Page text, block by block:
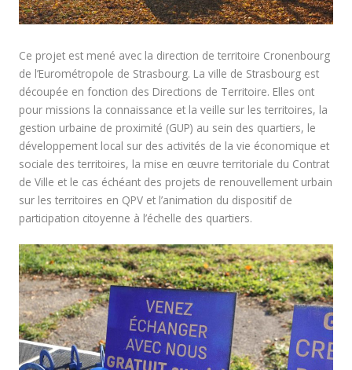
Ce projet est mené avec la direction de territoire Cronenbourg
de l’Eurométropole de Strasbourg. La ville de Strasbourg est
découpée en fonction des Directions de Territoire. Elles ont
pour missions la connaissance et la veille sur les territoires, la
gestion urbaine de proximité (GUP) au sein des quartiers, le
développement local sur des activités de la vie économique et
sociale des territoires, la mise en œuvre territoriale du Contrat
de Ville et le cas échéant des projets de renouvellement urbain
sur les territoires en QPV et l’animation du dispositif de
participation citoyenne à l’échelle des quartiers.